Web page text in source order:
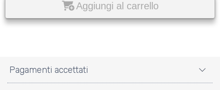
Aggiungi al carrello
Pagamenti accettati